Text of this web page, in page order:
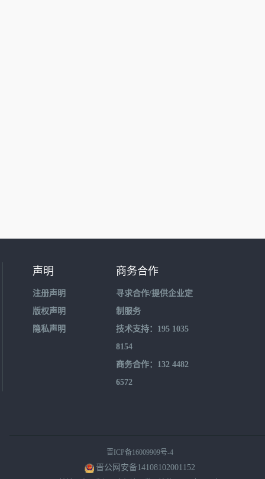
声明
注册声明
版权声明
隐私声明
商务合作
寻求合作/提供企业定
制服务
技术支持：195 1035
8154
商务合作：132 4482
6572
晋ICP备16009909号-4
晋公网安备14108102001152